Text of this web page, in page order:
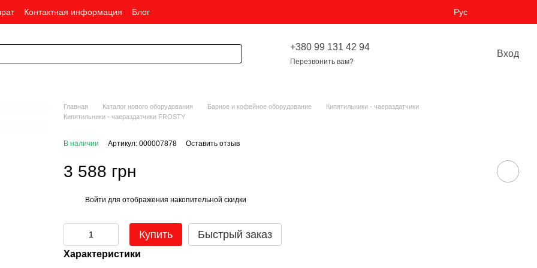
Контактная информация Блог Рус
+380 99 131 42 94
Перезвонить вам?
Вход
Главная Каталог нового оборудования Барное и кофейное оборудование
Кипятильники - чаераздатчики
Кипятильники - чаераздатчики FROSTY
В наличии Артикул: 000007878 Оставить отзыв
3 588 грн
Войти для отображения накопительной скидки
Купить Быстрый заказ
Характеристики